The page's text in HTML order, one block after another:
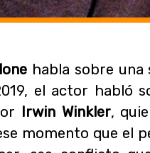
habla sobre una
el actor habló
Irwin Winkler,
momento que el